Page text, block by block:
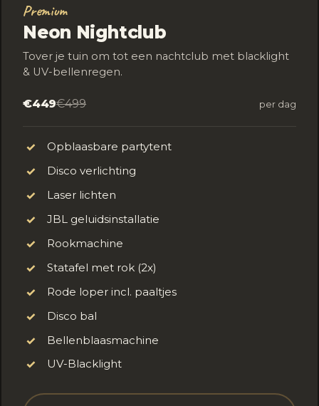
Premium
Neon Nightclub
Tover je tuin om tot een nachtclub met blacklight
& UV-bellenregen.
€449€499 per dag
✓
Opblaasbare partytent
✓
Disco verlichting
✓
Laser lichten
✓
JBL geluidsinstallatie
✓
Rookmachine
✓
Statafel met rok (2x)
✓
Rode loper incl. paaltjes
✓
Disco bal
✓
Bellenblaasmachine
✓
UV-Blacklight